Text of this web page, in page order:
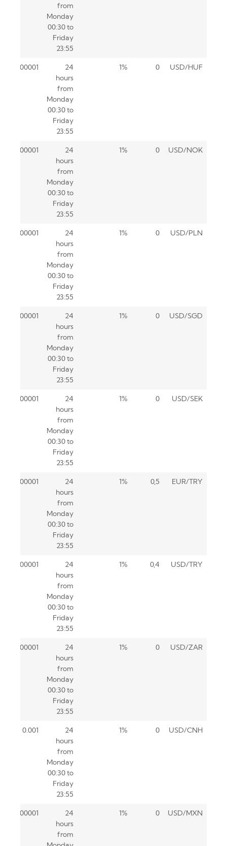
from
Monday
00:30 to
Friday
23:55
USD/HUF
0
1%
24
hours
from
Monday
00:30 to
Friday
23:55
0.00001
USD/NOK
0
1%
24
hours
from
Monday
00:30 to
Friday
23:55
0.00001
USD/PLN
0
1%
24
hours
from
Monday
00:30 to
Friday
23:55
0.00001
USD/SGD
0
1%
24
hours
from
Monday
00:30 to
Friday
23:55
0.00001
USD/SEK
0
1%
24
hours
from
Monday
00:30 to
Friday
23:55
0.00001
EUR/TRY
0,5
1%
24
hours
from
Monday
00:30 to
Friday
23:55
0.00001
USD/TRY
0,4
1%
24
hours
from
Monday
00:30 to
Friday
23:55
0.00001
USD/ZAR
0
1%
24
hours
from
Monday
00:30 to
Friday
23:55
0.00001
USD/CNH
0
1%
24
hours
from
Monday
00:30 to
Friday
23:55
0.001
USD/MXN
0
1%
24
hours
from
0.00001